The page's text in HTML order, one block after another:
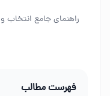
راهنمای جامع انتخاب
فهرست مطالب